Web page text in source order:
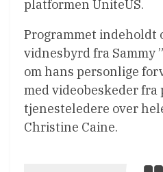
platformen UniteUS.
Programmet indeholdt
vidnesbyrd fra Sammy
om hans personlige
med videobeskeder
tjenesteledere over
Christine Caine.